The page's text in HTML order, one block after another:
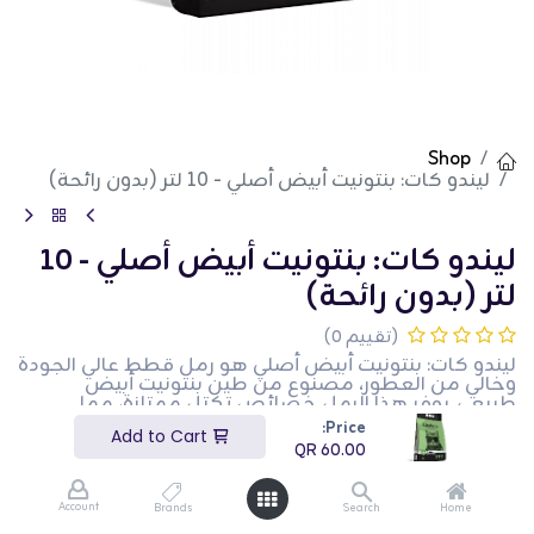
Price:
60.00
Home
Search
Brands
Account
Shop
ليندو كات: بنتونيت أبيض أصلي - 10 لتر (بدون رائحة)
ليندو كات: بنتونيت أبيض أصلي - 10
لتر (بدون رائحة)
(تقييم 0)
ليندو كات: بنتونيت أبيض أصلي هو رمل قطط عالي الجودة
وخالي من العطور، مصنوع من طين بنتونيت أبيض
طبيعي. يوفر هذا الرمل خصائص تكتل ممتازة، مما
يسهل عملية التصفية والتنظيف. يساعد الامتصاص
الفائق للرطوبة والتحكم الفعال في الروائح على الحفاظ
على نظافة وصحة صندوق رمل قطتك. مثالي للقطط
الحساسة أو للأسر التي تبحث عن خيار طبيعي وخالي من
العطور، يضمن هذا الرمل الراحة والنظافة لك ولحيوانك
الأليف.